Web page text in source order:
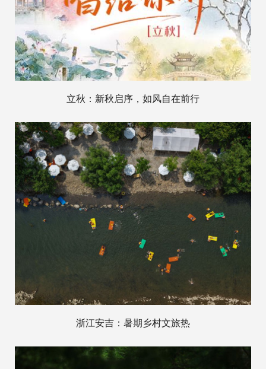
立秋：新秋启序，如风自在前行
浙江安吉：暑期乡村文旅热